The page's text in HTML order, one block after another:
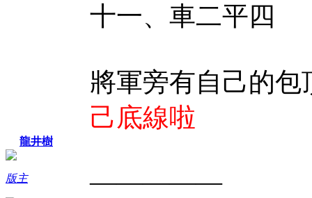
龍井樹
版主
十一、車二平四
將軍旁有自己的
己底線啦
—————